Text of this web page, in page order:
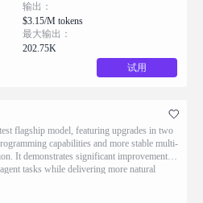
输出：
$3.15/M tokens
最大输出：
202.75K
试用
flagship model, featuring upgrades in two
capabilities and more stable multi-
It demonstrates significant improvements
tasks while delivering more natural